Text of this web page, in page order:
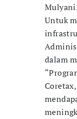
Untuk
dalam